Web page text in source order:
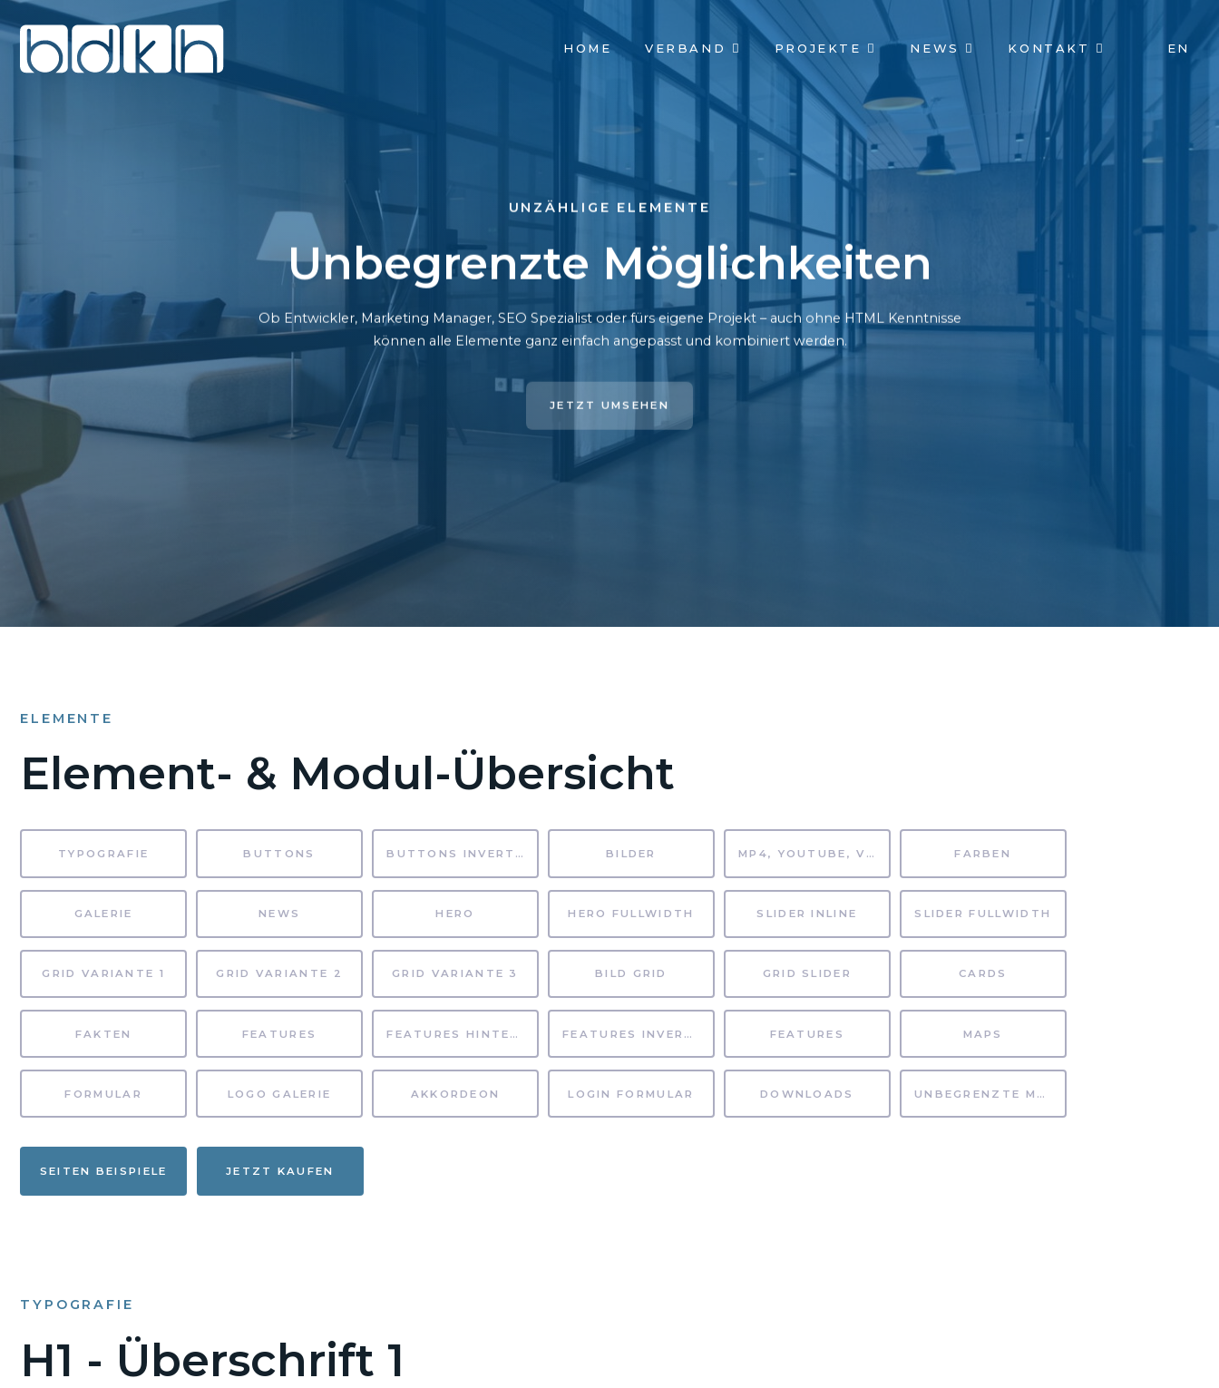
NAVIGATION
ÜBERSPRINGEN
HOME VERBAND PROJEKTE NEWS KONTAKT EN
UNZÄHLIGE ELEMENTE
Unbegrenzte Möglichkeiten
Ob Entwickler, Marketing Manager, SEO Spezialist oder fürs eigene Projekt – auch ohne HTML Kenntnisse
können alle Elemente ganz einfach angepasst und kombiniert werden.
JETZT UMSEHEN
ELEMENTE
Element- & Modul-Übersicht
TYPOGRAFIE BUTTONS BUTTONS INVERTIERT BILDER MP4, YOUTUBE, VIMEO FARBEN
GALERIE NEWS HERO HERO FULLWIDTH SLIDER INLINE SLIDER FULLWIDTH
GRID VARIANTE 1 GRID VARIANTE 2 GRID VARIANTE 3 BILD GRID GRID SLIDER CARDS
FAKTEN FEATURES FEATURES HINTERGRUND FEATURES INVERTIERT FEATURES MAPS
FORMULAR LOGO GALERIE AKKORDEON LOGIN FORMULAR DOWNLOADS UNBEGRENZTE MÖGLICHKEITEN
SEITEN BEISPIELE JETZT KAUFEN
TYPOGRAFIE
H1 - Überschrift 1